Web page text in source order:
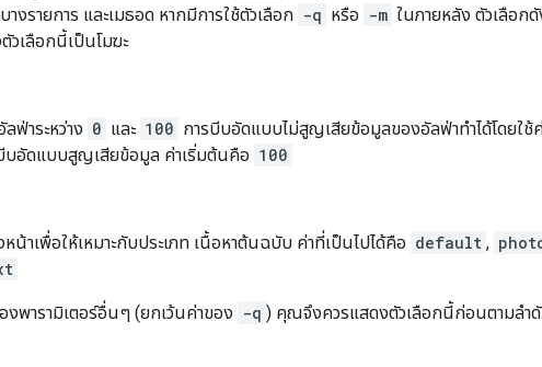
รายการ และเมธอด หากมีการใช้ตัวเลือก -q หรือ -m ในภายหลัง ตัวเลือกดั
วเลือกนี้เป็นโมฆะ
ฟ่าระหว่าง 0 และ 100 การบีบอัดแบบไม่สูญเสียข้อมูลของอัลฟ่าทำได้โดยใช้
บีบอัดแบบสูญเสียข้อมูล ค่าเริ่มต้นคือ 100
น้าเพื่อให้เหมาะกับประเภท เนื้อหาต้นฉบับ ค่าที่เป็นไปได้คือ default ,
งพารามิเตอร์อื่นๆ (ยกเว้นค่าของ -q ) คุณจึงควรแสดงตัวเลือกนี้ก่อนตามลํา